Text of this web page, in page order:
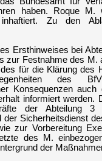
haben. Roque
inhaftiert. Zu den
Ersthinweises bei
zur Festnahme des M.
für die Klärung des
des
Konsequenzen
informiert werden.
der Abteilung
der Sicherheitsdienst
zur Vorbereitung
des M.
der